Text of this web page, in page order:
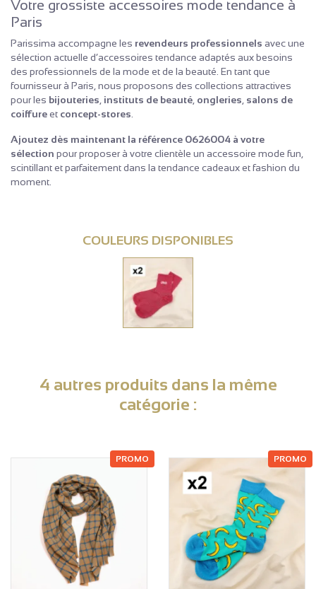
Votre grossiste accessoires mode tendance à
Paris
Parissima accompagne les revendeurs professionnels avec une
sélection actuelle d’accessoires tendance adaptés aux besoins
des professionnels de la mode et de la beauté. En tant que
fournisseur à Paris, nous proposons des collections attractives
pour les bijouteries instituts de beauté ongleries salons de
coiffureet concept-stores
Ajoutez dès maintenant la référence 0626004 à votre
sélection pour proposer à votre clientèle un accessoire mode fun,
scintillant et parfaitement dans la tendance cadeaux et fashion du
moment.
COULEURS DISPONIBLES
4 autres produits dans la même
catégorie :
PROMO PROMO